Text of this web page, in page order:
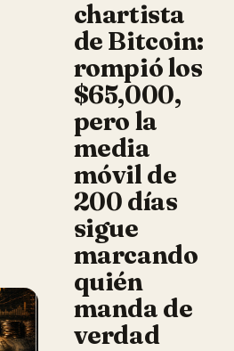
chartista
de Bitcoin:
rompió los
$65,000,
pero la
media
móvil de
200 días
sigue
marcando
quién
manda de
verdad